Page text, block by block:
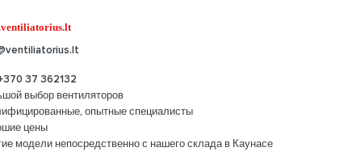
37 362132
выбор вентиляторов
опытные специалисты
цены
модели непосредственно с нашего склада в Каунасе